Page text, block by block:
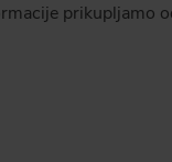
prikupljamo